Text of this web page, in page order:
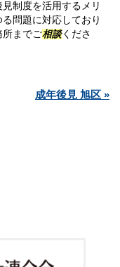
制度を活用するメリ
問題に対応しており
所までご相談くださ
成年後見 旭区 »